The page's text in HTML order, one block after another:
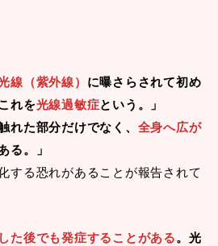
線（紫外線） に曝さらされて初め
れを光線過敏症という。」
れた部分だけでなく、 全身へ広が
る。」
する恐れがあることが報告されて
た後でも発症することがある。光